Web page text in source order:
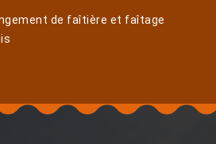
de faîtière et faîtage